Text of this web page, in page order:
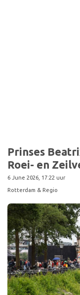
Prinses
Roei- en
6 June 2026, 17:22 uur
Rotterdam & Regio